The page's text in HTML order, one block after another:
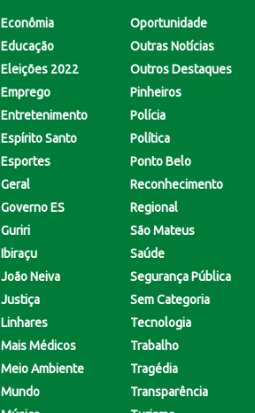
Econômia
Educação
Eleições 2022
Emprego
Entretenimento
Espírito Santo
Esportes
Geral
Governo ES
Guriri
Ibiraçu
João Neiva
Justiça
Linhares
Mais Médicos
Meio Ambiente
Mundo
Oportunidade
Outras Notícias
Outros Destaques
Pinheiros
Polícia
Política
Ponto Belo
Reconhecimento
Regional
São Mateus
Saúde
Segurança Pública
Sem Categoria
Tecnologia
Trabalho
Tragédia
Transparência